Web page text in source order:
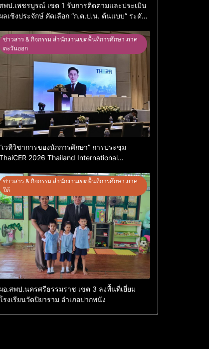
สพป.เพชรบูรณ์ เขต 1 รับการติดตามและประเมิน
ผลเชิงประจักษ์ คัดเลือก “ก.ต.ป.น. ต้นแบบ” ระดับ
ข่าวสาร & กิจกรรม สำนักงานเขตพื้นที่การศึกษา ภาค
ตะวันออก
เวทีวิชาการของนักการศึกษา” การประชุม
2026 Thailand International
ข่าวสาร & กิจกรรม สำนักงานเขตพื้นที่การศึกษา ภาค
ใต้
ผอ.สพป.นครศรีธรรมราช เขต 3 ลงพื้นที่เยี่ยม
รงเรียนวัดปิยาราม อำเภอปากพนัง